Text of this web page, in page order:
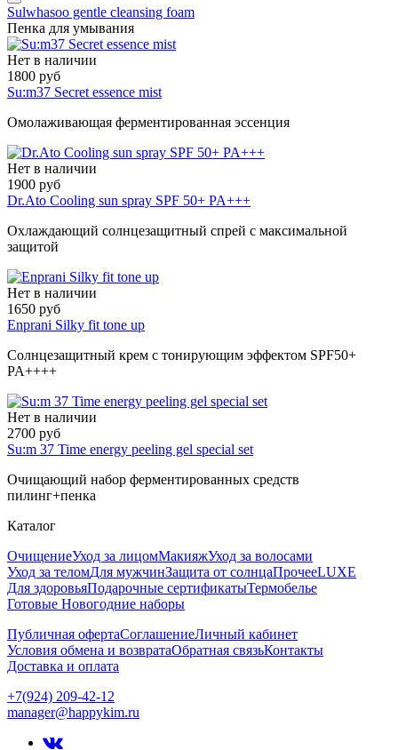
Sulwhasoo gentle cleansing foam
Пенка для умывания
Нет в наличии
1800 руб
Su:m37 Secret essence mist
Омолаживающая ферментированная эссенция
Нет в наличии
1900 руб
Dr.Ato Cooling sun spray SPF 50+ PA+++
Охлаждающий солнцезащитный спрей с максимальной
защитой
Нет в наличии
1650 руб
Enprani Silky fit tone up
Солнцезащитный крем с тонирующим эффектом SPF50+
PA++++
Нет в наличии
2700 руб
Su:m 37 Time energy peeling gel special set
Очищающий набор ферментированных средств
пилинг+пенка
Каталог
ОчищениеУход за лицомМакияжУход за волосами
Уход за теломДля мужчинЗащита от солнцаПрочееLUXE
Для здоровьяПодарочные сертификатыТермобелье
Готовые Новогодние наборы
Публичная офертаСоглашениеЛичный кабинет
Условия обмена и возвратаОбратная связьКонтакты
Доставка и оплата
+7(924) 209-42-12
manager@happykim.ru